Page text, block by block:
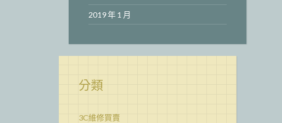
2019 年 1 月
分類
3C維修買賣